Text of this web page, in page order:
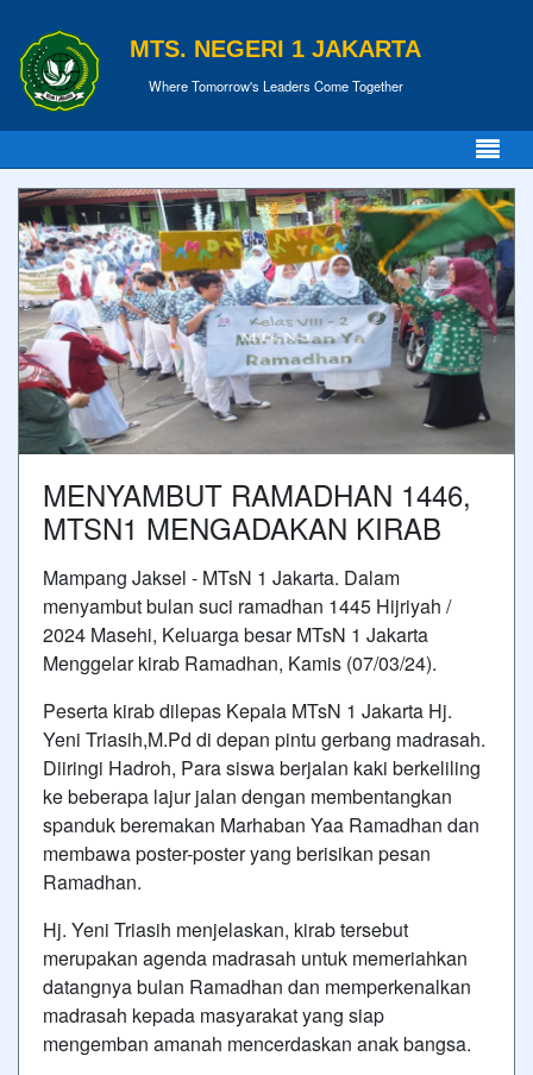
MTS. NEGERI 1 JAKARTA
Where Tomorrow's Leaders Come Together
MENYAMBUT RAMADHAN 1446,
MTSN1 MENGADAKAN KIRAB
Mampang Jaksel - MTsN 1 Jakarta. Dalam
menyambut bulan suci ramadhan 1445 Hijriyah /
2024 Masehi, Keluarga besar MTsN 1 Jakarta
Menggelar kirab Ramadhan, Kamis (07/03/24).
Peserta kirab dilepas Kepala MTsN 1 Jakarta Hj.
Yeni Triasih,M.Pd di depan pintu gerbang madrasah.
Diiringi Hadroh, Para siswa berjalan kaki berkeliling
ke beberapa lajur jalan dengan membentangkan
spanduk beremakan Marhaban Yaa Ramadhan dan
membawa poster-poster yang berisikan pesan
Ramadhan.
Hj. Yeni Triasih menjelaskan, kirab tersebut
merupakan agenda madrasah untuk memeriahkan
datangnya bulan Ramadhan dan memperkenalkan
madrasah kepada masyarakat yang siap
mengemban amanah mencerdaskan anak bangsa.